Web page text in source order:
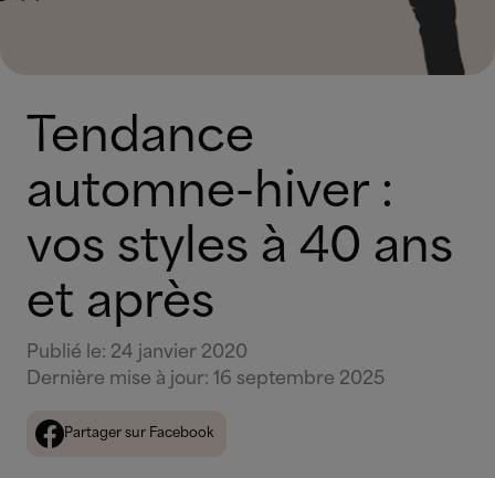
Tendance
automne-hiver :
vos styles à 40 ans
et après
Publié le: 24 janvier 2020
Dernière mise à jour: 16 septembre 2025
Partager sur Facebook